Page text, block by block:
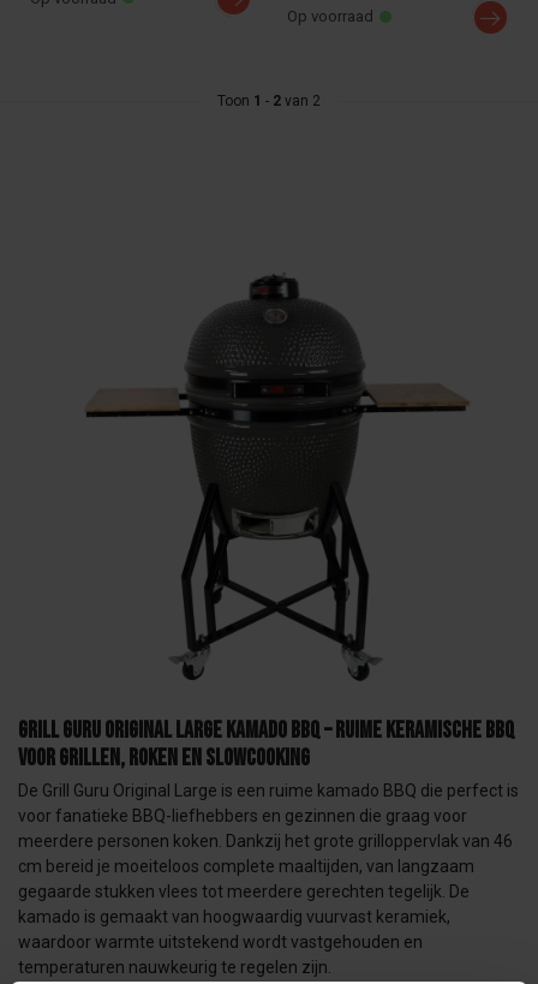
Op voorraad
Toon 1 - 2 van 2
Grill Guru Original Large kamado BBQ – ruime keramische BBQ
voor grillen, roken en slowcooking
De Grill Guru Original Large is een ruime kamado BBQ die perfect is
voor fanatieke BBQ-liefhebbers en gezinnen die graag voor
meerdere personen koken. Dankzij het grote grilloppervlak van 46
cm bereid je moeiteloos complete maaltijden, van langzaam
gegaarde stukken vlees tot meerdere gerechten tegelijk. De
kamado is gemaakt van hoogwaardig vuurvast keramiek,
waardoor warmte uitstekend wordt vastgehouden en
temperaturen nauwkeurig te regelen zijn.